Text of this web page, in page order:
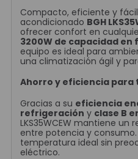
Compacto, eficiente y fácil
acondicionado BGH
ofrecer confort en
3200W de capacidad en
equipo es ideal para
una climatización ágil y
Ahorro y eficiencia para
Gracias a su eficiencia
refrigeración y clase B
LKS35WCEW mantiene un
entre potencia y
temperatura ideal sin
eléctrico.